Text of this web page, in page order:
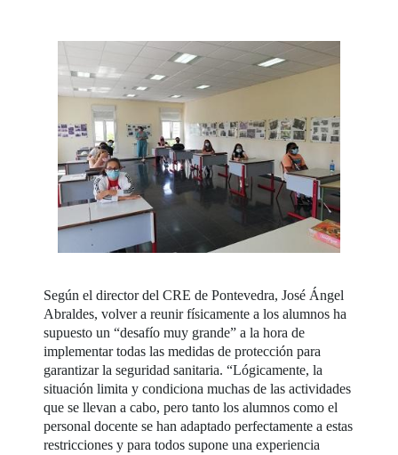
Según el director del CRE de Pontevedra, José Ángel
Abraldes, volver a reunir físicamente a los alumnos ha
supuesto un “desafío muy grande” a la hora de
implementar todas las medidas de protección para
garantizar la seguridad sanitaria. “Lógicamente, la
situación limita y condiciona muchas de las actividades
que se llevan a cabo, pero tanto los alumnos como el
personal docente se han adaptado perfectamente a estas
restricciones y para todos supone una experiencia